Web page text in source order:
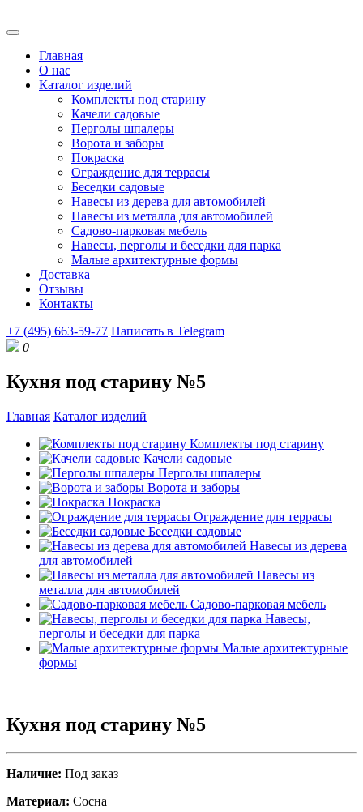
Главная
О нас
Каталог изделий
Комплекты под старину
Качели садовые
Перголы шпалеры
Ворота и заборы
Покраска
Ограждение для террасы
Беседки садовые
Навесы из дерева для автомобилей
Навесы из металла для автомобилей
Садово-парковая мебель
Навесы, перголы и беседки для парка
Малые архитектурные формы
Доставка
Отзывы
Контакты
+7 (495) 663-59-77 Написать в Telegram
0
Кухня под старину №5
Главная Каталог изделий
Комплекты под старину
Качели садовые
Перголы шпалеры
Ворота и заборы
Покраска
Ограждение для террасы
Беседки садовые
Навесы из дерева
для автомобилей
Навесы из
металла для автомобилей
Садово-парковая мебель
Навесы,
перголы и беседки для парка
Малые архитектурные
формы
Кухня под старину №5
Наличие: Под заказ
Материал: Сосна